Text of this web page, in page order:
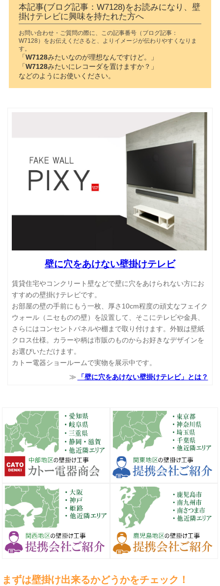
本記事(ブログ記事：W7128)をお読みになり、壁
掛けテレビに興味を持たれた方へ
お問い合わせ・ご質問の際に、この記事番号（ブログ記事：
W7128）をお伝えくださると、よりイメージが伝わりやすくなりま
す。
「W7128みたいなのが理想なんですけど。」
「W7128みたいにレコーダを置けますか？」
などのようにお使いください。
壁に穴をあけない壁掛けテレビ
賃貸住宅やコンクリート壁などで壁に穴をあけられない方にお
すすめの壁掛けテレビです。
お部屋の壁の手前にもう一枚、厚さ10cm程度の頑丈なフェイク
ウォール（ニセものの壁）を設置して、そこにテレビや金具、
さらにはコンセントパネルや棚まで取り付けます。外観は壁紙
クロス仕様。カラーや柄は市販のものからお好きなデザインを
お選びいただけます。
カトー電器ショールームで実物を展示中です。
「壁に穴をあけない壁掛けテレビ」とは？
まずは壁掛け出来るかどうかをチェック！